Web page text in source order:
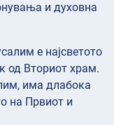
и духовна
е најсветото
од Вториот храм.
има длабока
на Првиот и